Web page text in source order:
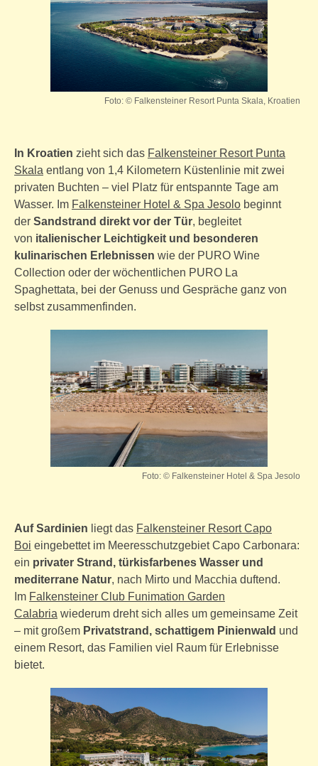
Foto: © Falkensteiner Resort Punta Skala, Kroatien
In Kroatien zieht sich das Falkensteiner Resort Punta
Skala entlang von 1,4 Kilometern Küstenlinie mit zwei
privaten Buchten – viel Platz für entspannte Tage am
Wasser. Im Falkensteiner Hotel & Spa Jesolo beginnt
der Sandstrand direkt vor der Tür, begleitet
von italienischer Leichtigkeit und besonderen
kulinarischen Erlebnissen wie der PURO Wine
Collection oder der wöchentlichen PURO La
Spaghettata, bei der Genuss und Gespräche ganz von
selbst zusammenfinden.
Foto: © Falkensteiner Hotel & Spa Jesolo
Auf Sardinien liegt das Falkensteiner Resort Capo
Boi eingebettet im Meeresschutzgebiet Capo Carbonara:
ein privater Strand, türkisfarbenes Wasser und
mediterrane Natur, nach Mirto und Macchia duftend.
Im Falkensteiner Club Funimation Garden
Calabria wiederum dreht sich alles um gemeinsame Zeit
– mit großem Privatstrand, schattigem Pinienwald und
einem Resort, das Familien viel Raum für Erlebnisse
bietet.